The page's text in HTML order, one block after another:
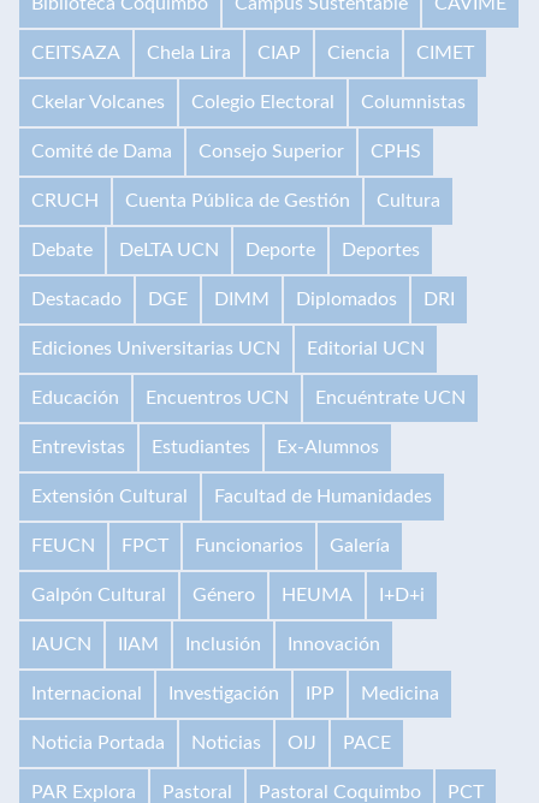
CEITSAZA Chela Lira CIAP Ciencia CIMET
Ckelar Volcanes Colegio Electoral Columnistas
Comité de Dama Consejo Superior CPHS
CRUCH Cuenta Pública de Gestión Cultura
Debate DeLTA UCN Deporte Deportes
Destacado DGE DIMM Diplomados DRI
Ediciones Universitarias UCN Editorial UCN
Educación Encuentros UCN Encuéntrate UCN
Entrevistas Estudiantes Ex-Alumnos
Extensión Cultural Facultad de Humanidades
FEUCN FPCT Funcionarios Galería
Galpón Cultural Género HEUMA I+D+i
IAUCN IIAM Inclusión Innovación
Internacional Investigación IPP Medicina
Noticia Portada Noticias OIJ PACE
PAR Explora Pastoral Pastoral Coquimbo PCT